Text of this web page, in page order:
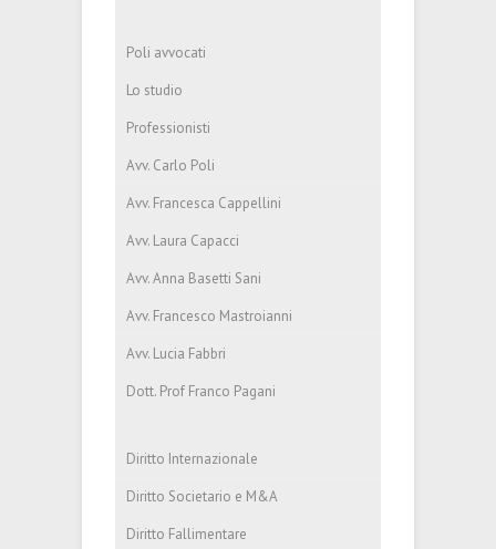
Poli avvocati
Lo studio
Professionisti
Avv. Carlo Poli
Avv. Francesca Cappellini
Avv. Laura Capacci
Avv. Anna Basetti Sani
Avv. Francesco Mastroianni
Avv. Lucia Fabbri
Dott. Prof Franco Pagani
Diritto Internazionale
Diritto Societario e M&A
Diritto Fallimentare